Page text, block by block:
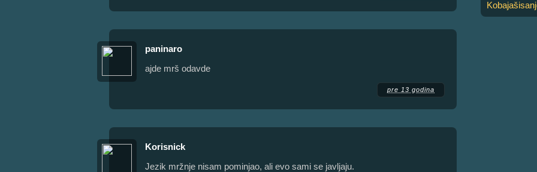
paninaro
ajde mrš odavde
pre 13 godina
Korisnick
Jezik mržnje nisam pominjao, ali evo sami se javljaju.